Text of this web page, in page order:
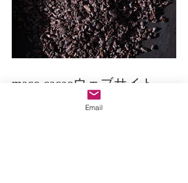
maco cacaoウェブサイト
Email